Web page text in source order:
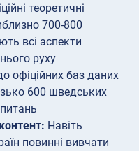
теоретичні
700-800
всі аспекти
руху
офіційних баз даних
600 шведських
Навіть
повинні вивчати